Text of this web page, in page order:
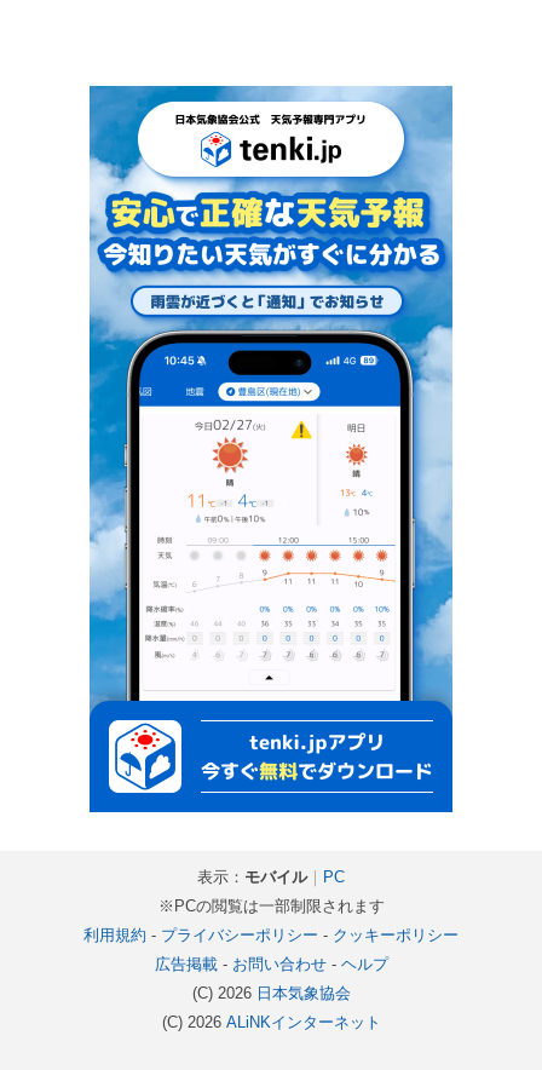
表示： モバイル｜ PC
※PCの閲覧は一部制限されます
利用規約 - プライバシーポリシー - クッキーポリシー
広告掲載- お問い合わせ- ヘルプ
(C) 2026 日本気象協会
(C) 2026 ALiNKインターネット